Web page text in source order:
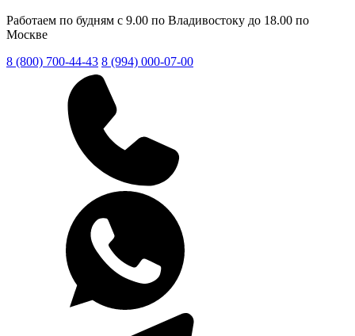
Работаем по будням с 9.00 по Владивостоку до 18.00 по
Москве
8 (800) 700-44-43 8 (994) 000-07-00